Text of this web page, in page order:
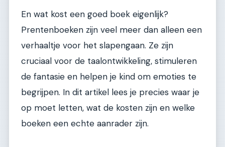
En wat kost een goed boek eigenlijk?
Prentenboeken zijn veel meer dan alleen een
verhaaltje voor het slapengaan. Ze zijn
cruciaal voor de taalontwikkeling, stimuleren
de fantasie en helpen je kind om emoties te
begrijpen. In dit artikel lees je precies waar je
op moet letten, wat de kosten zijn en welke
boeken een echte aanrader zijn.